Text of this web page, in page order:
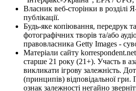
Власник веб-сторінки в розділі
публікації.
Будь-яке копіювання, передрук
фотографічних творів та/або
правовласника Getty Images -
Матеріали сайту
старше 21 року (21+). Участь в
викликати ігрову залежність.
(принципів) відповідальної
ознак залежності негайно